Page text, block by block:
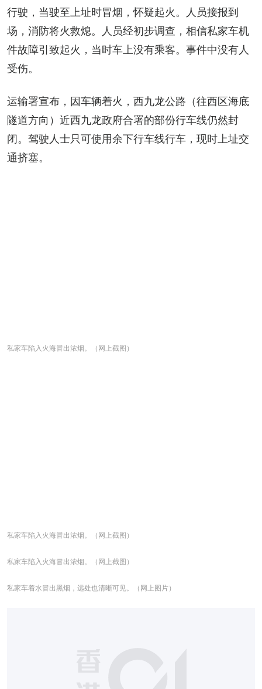
行驶，当驶至上址时冒烟，怀疑起火。人员接报到
场，消防将火救熄。人员经初步调查，相信私家车机
件故障引致起火，当时车上没有乘客。事件中没有人
受伤。
运输署宣布，因车辆着火，西九龙公路（往西区海底
隧道方向）近西九龙政府合署的部份行车线仍然封
闭。驾驶人士只可使用余下行车线行车，现时上址交
通挤塞。
私家车陷入火海冒出浓烟。（网上截图）
私家车陷入火海冒出浓烟。（网上截图）
私家车陷入火海冒出浓烟。（网上截图）
私家车着水冒出黑烟，远处也清晰可见。（网上图片）